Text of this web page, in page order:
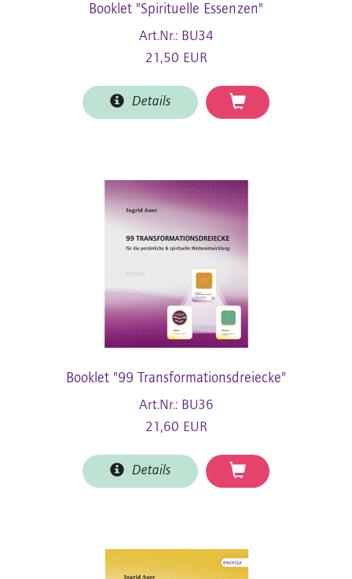
Booklet "Spirituelle Essenzen"
Art.Nr.: BU34
21,50 EUR
Details
Booklet "99 Transformationsdreiecke"
Art.Nr.: BU36
21,60 EUR
Details